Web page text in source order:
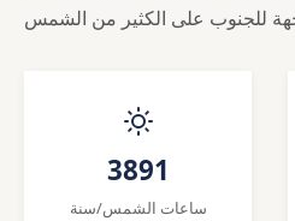
3891
ساعات الشمس/سنة